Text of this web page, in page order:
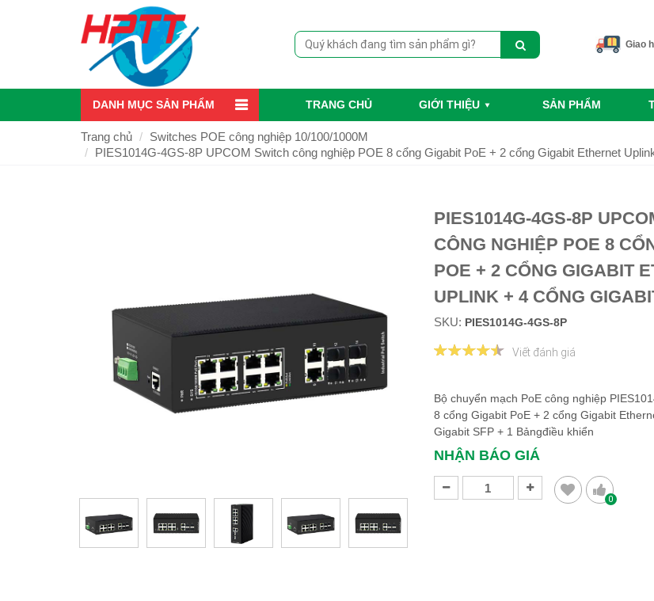
Giao
DANH MỤC SẢN PHẨM TRANG CHỦ GIỚI THIỆU SẢN PHẨM
Trang chủ
Switches POE công nghiệp 10/100/1000M
PIES1014G-4GS-8P UPCOM Switch công nghiệp POE 8 cổng Gigabit PoE + 2 cổng Gigabit Ethernet
PIES1014G-4GS-8P
CÔNG NGHIỆP POE 8
POE + 2 CỔNG GIGABIT
UPLINK + 4 CỔNG
SKU: PIES1014G-4GS-8P
Viết đánh giá
Bộ chuyển mạch PoE công nghiệp
8 cổng Gigabit PoE + 2 cổng Gigabit
Gigabit SFP + 1 Bảngđiều khiển
NHẬN BÁO GIÁ
0